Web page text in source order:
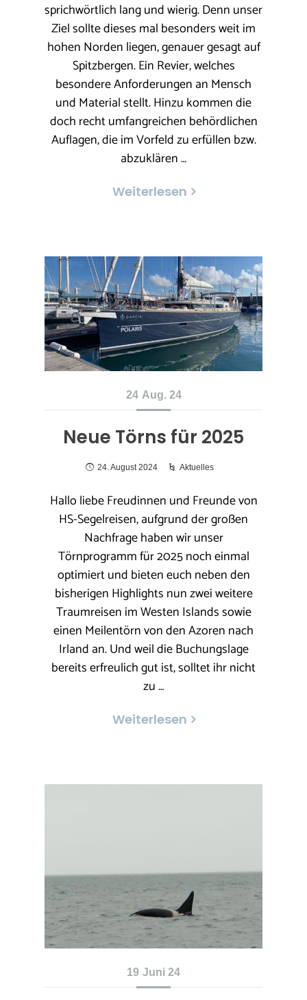
sprichwörtlich lang und wierig. Denn unser
Ziel sollte dieses mal besonders weit im
hohen Norden liegen, genauer gesagt auf
Spitzbergen. Ein Revier, welches
besondere Anforderungen an Mensch
und Material stellt. Hinzu kommen die
doch recht umfangreichen behördlichen
Auflagen, die im Vorfeld zu erfüllen bzw.
abzuklären …
Weiterlesen
24 Aug. 24
Neue Törns für 2025
24. August 2024 Aktuelles
Hallo liebe Freudinnen und Freunde von
HS-Segelreisen, aufgrund der großen
Nachfrage haben wir unser
Törnprogramm für 2025 noch einmal
optimiert und bieten euch neben den
bisherigen Highlights nun zwei weitere
Traumreisen im Westen Islands sowie
einen Meilentörn von den Azoren nach
Irland an. Und weil die Buchungslage
bereits erfreulich gut ist, solltet ihr nicht
zu …
Weiterlesen
19 Juni 24